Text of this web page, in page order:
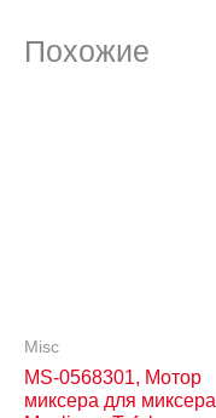
Похожие
Misc
MS-0568301, Мотор
миксера для миксера